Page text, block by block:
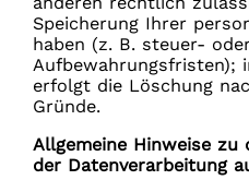
Speicherung Ihrer
haben (z. B. steuer-
Aufbewahrungsfristen);
erfolgt die Löschung
Gründe.
Allgemeine Hinweise zu
der Datenverarbeitung